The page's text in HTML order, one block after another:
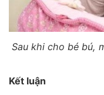
Sau khi cho bé bú,
Kết luận